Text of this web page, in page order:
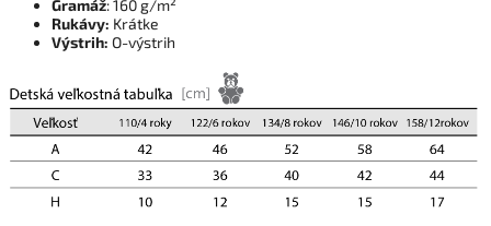
Gramáž: 160 g/m²
Rukávy: Krátke
Výstrih: O-výstrih